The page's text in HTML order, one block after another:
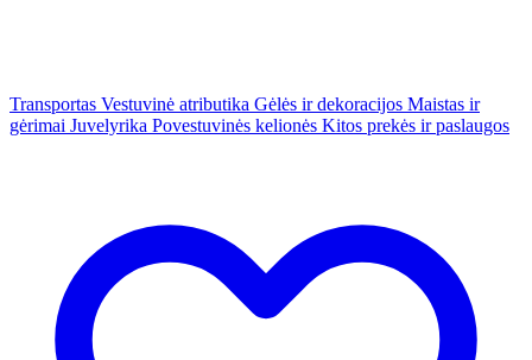
Transportas Vestuvinė atributika Gėlės ir dekoracijos Maistas ir
gėrimai Juvelyrika Povestuvinės kelionės Kitos prekės ir paslaugos